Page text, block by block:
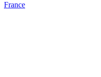
France